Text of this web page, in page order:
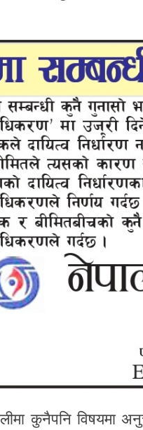
कुनैपनि विषयमा